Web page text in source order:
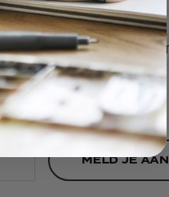
SORTEER
OP
MELD JE AAN